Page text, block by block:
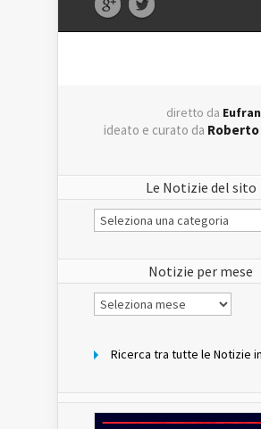
diretto da
ideato e curato da Roberto
Le Notizie del sito
Le
Notizie
Notizie per mese
Notizie
per
Ricerca tra tutte le Notizie